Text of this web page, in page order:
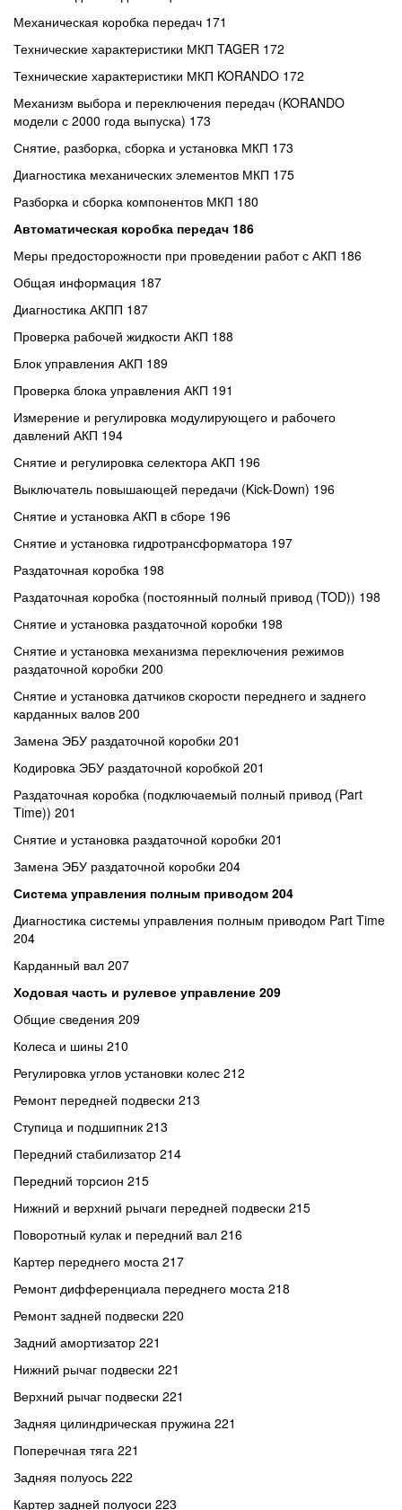
Механическая коробка передач 171
Технические характеристики МКП TAGER 172
Технические характеристики МКП KORANDO 172
Механизм выбора и переключения передач (KORANDO
модели с 2000 года выпуска) 173
Снятие, разборка, сборка и установка МКП 173
Диагностика механических элементов МКП 175
Разборка и сборка компонентов МКП 180
Автоматическая коробка передач 186
Меры предосторожности при проведении работ с АКП 186
Общая информация 187
Диагностика АКПП 187
Проверка рабочей жидкости АКП 188
Блок управления АКП 189
Проверка блока управления АКП 191
Измерение и регулировка модулирующего и рабочего
давлений АКП 194
Снятие и регулировка селектора АКП 196
Выключатель повышающей передачи (Kick-Down) 196
Снятие и установка АКП в сборе 196
Снятие и установка гидротрансформатора 197
Раздаточная коробка 198
Раздаточная коробка (постоянный полный привод (TOD)) 198
Снятие и установка раздаточной коробки 198
Снятие и установка механизма переключения режимов
раздаточной коробки 200
Снятие и установка датчиков скорости переднего и заднего
карданных валов 200
Замена ЭБУ раздаточной коробки 201
Кодировка ЭБУ раздаточной коробкой 201
Раздаточная коробка (подключаемый полный привод (Part
Time)) 201
Снятие и установка раздаточной коробки 201
Замена ЭБУ раздаточной коробки 204
Система управления полным приводом 204
Диагностика системы управления полным приводом Part Time
204
Карданный вал 207
Ходовая часть и рулевое управление 209
Общие сведения 209
Колеса и шины 210
Регулировка углов установки колес 212
Ремонт передней подвески 213
Ступица и подшипник 213
Передний стабилизатор 214
Передний торсион 215
Нижний и верхний рычаги передней подвески 215
Поворотный кулак и передний вал 216
Картер переднего моста 217
Ремонт дифференциала переднего моста 218
Ремонт задней подвески 220
Задний амортизатор 221
Нижний рычаг подвески 221
Верхний рычаг подвески 221
Задняя цилиндрическая пружина 221
Поперечная тяга 221
Задняя полуось 222
Картер задней полуоси 223